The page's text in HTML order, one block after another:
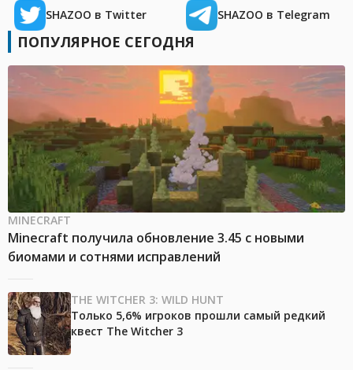
SHAZOO в Twitter SHAZOO в Telegram
ПОПУЛЯРНОЕ СЕГОДНЯ
MINECRAFT
Minecraft получила обновление 3.45 с новыми
биомами и сотнями исправлений
THE WITCHER 3: WILD HUNT
Только 5,6% игроков прошли самый редкий
квест The Witcher 3